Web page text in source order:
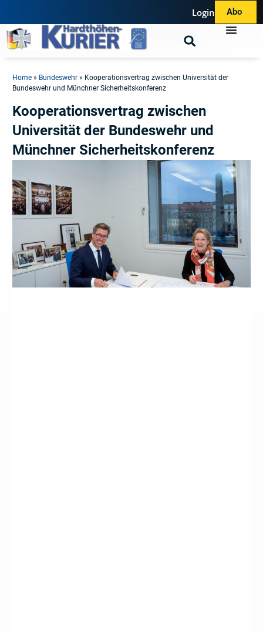
Login Abo
Home » Bundeswehr » Kooperationsvertrag zwischen Universität der
Bundeswehr und Münchner Sicherheitskonferenz
Kooperationsvertrag zwischen
Universität der Bundeswehr und
Münchner Sicherheitskonferenz